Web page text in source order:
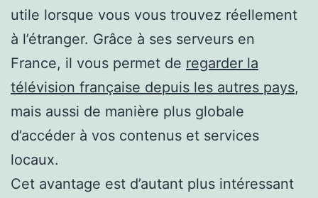
utile lorsque vous vous trouvez réellement
à l’étranger. Grâce à ses serveurs en
France, il vous permet de regarder la
télévision française depuis les autres pays,
mais aussi de manière plus globale
d’accéder à vos contenus et services
locaux.
Cet avantage est d’autant plus intéressant